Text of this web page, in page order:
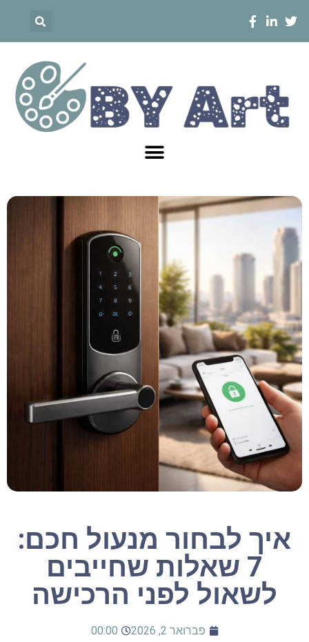
איך לבחור מנעול חכם:
7 שאלות שחייבים
לשאול לפני הרכישה
פברואר 2, 2026 00:00